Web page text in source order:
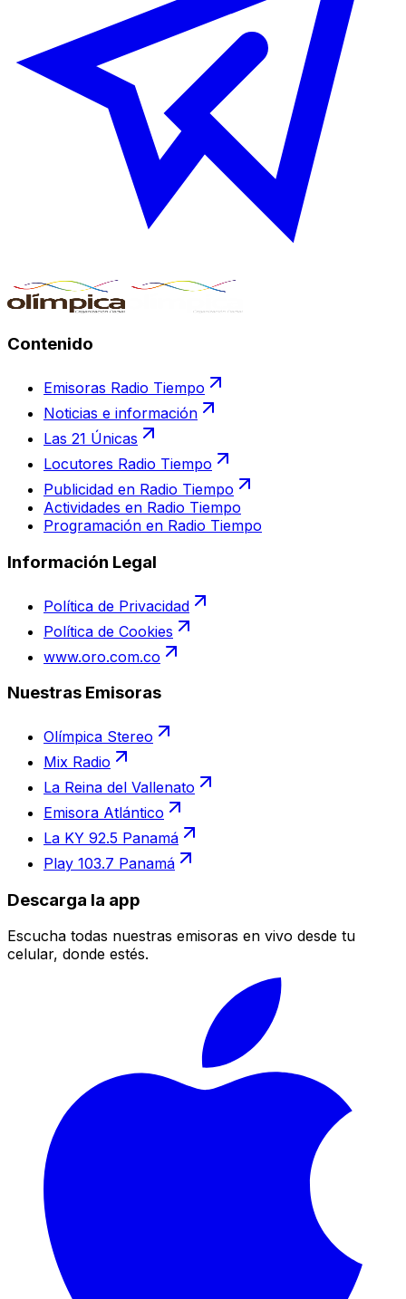
Contenido
Emisoras Radio Tiempo
Noticias e información
Las 21 Únicas
Locutores Radio Tiempo
Publicidad en Radio Tiempo
Actividades en Radio Tiempo
Programación en Radio Tiempo
Información Legal
Política de Privacidad
Política de Cookies
www.oro.com.co
Nuestras Emisoras
Olímpica Stereo
Mix Radio
La Reina del Vallenato
Emisora Atlántico
La KY 92.5 Panamá
Play 103.7 Panamá
Descarga la app
Escucha todas nuestras emisoras en vivo desde tu
celular, donde estés.